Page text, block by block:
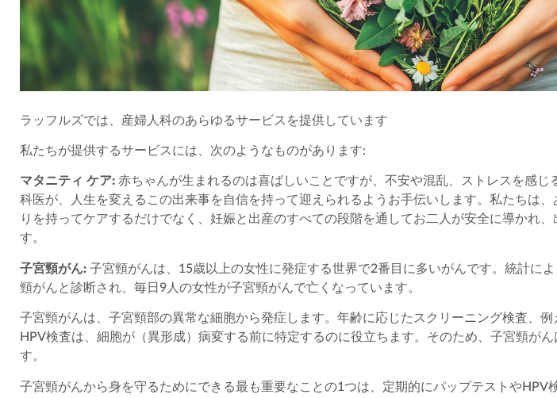
ラッフルズでは、産婦人科のあらゆるサービスを提供しています
私たちが提供するサービスには、次のようなものがあります:
マタニティ ケア: 赤ちゃんが生まれるのは喜ばしいことですが、不安や混乱、ストレスを感じ
科医が、人生を変えるこの出来事を自信を持って迎えられるようお手伝いします。私たちは
りを持ってケアするだけでなく、妊娠と出産のすべての段階を通してお二人が安全に導かれ
す。
子宮頸がん: 子宮頸がんは、15歳以上の女性に発症する世界で2番目に多いがんです。統計に
頸がんと診断され、毎日9人の女性が子宮頸がんで亡くなっています。
子宮頸がんは、子宮頸部の異常な細胞から発症します。年齢に応じたスクリーニング検査、
HPV検査は、細胞が（異形成）病変する前に特定するのに役立ちます。そのため、子宮頸が
す。
子宮頸がんから身を守るためにできる最も重要なことの1つは、定期的にパップテストやHPV